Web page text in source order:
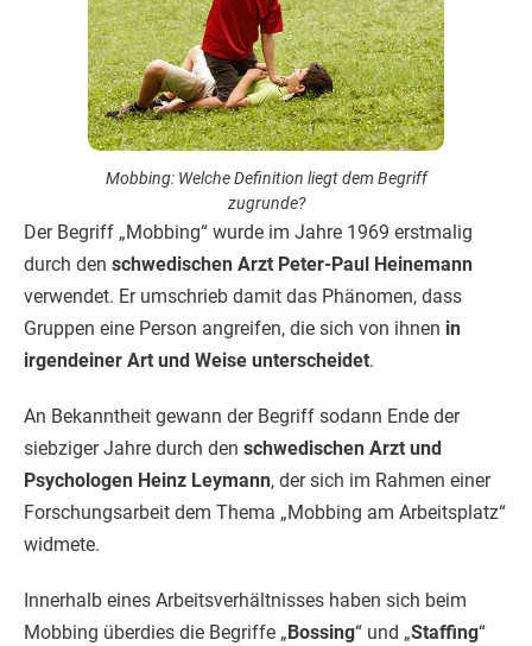
Mobbing: Welche Definition liegt dem Begriff
zugrunde?
Der Begriff „Mobbing“ wurde im Jahre 1969 erstmalig
durch den schwedischen Arzt Peter-Paul Heinemann
verwendet. Er umschrieb damit das Phänomen, dass
Gruppen eine Person angreifen, die sich von ihnen in
irgendeiner Art und Weise unterscheidet.
An Bekanntheit gewann der Begriff sodann Ende der
siebziger Jahre durch den schwedischen Arzt und
Psychologen Heinz Leymann, der sich im Rahmen einer
Forschungsarbeit dem Thema „Mobbing am Arbeitsplatz“
widmete.
Innerhalb eines Arbeitsverhältnisses haben sich beim
Mobbing überdies die Begriffe „Bossing“ und „Staffing“